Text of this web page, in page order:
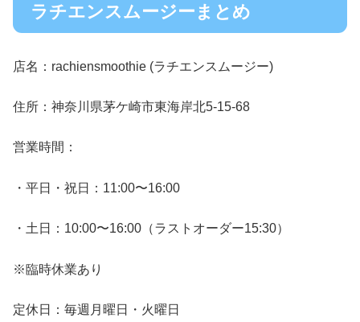
ラチエンスムージーまとめ
店名：rachiensmoothie (ラチエンスムージー)
住所：神奈川県茅ケ崎市東海岸北5-15-68
営業時間：
・平日・祝日：11:00〜16:00
・土日：10:00〜16:00（ラストオーダー15:30）
※臨時休業あり
定休日：毎週月曜日・火曜日